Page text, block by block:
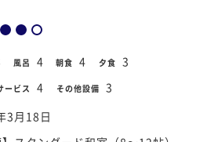
風呂 4 朝食 4 夕食 3
ービス 4 その他設備 3
3月18日